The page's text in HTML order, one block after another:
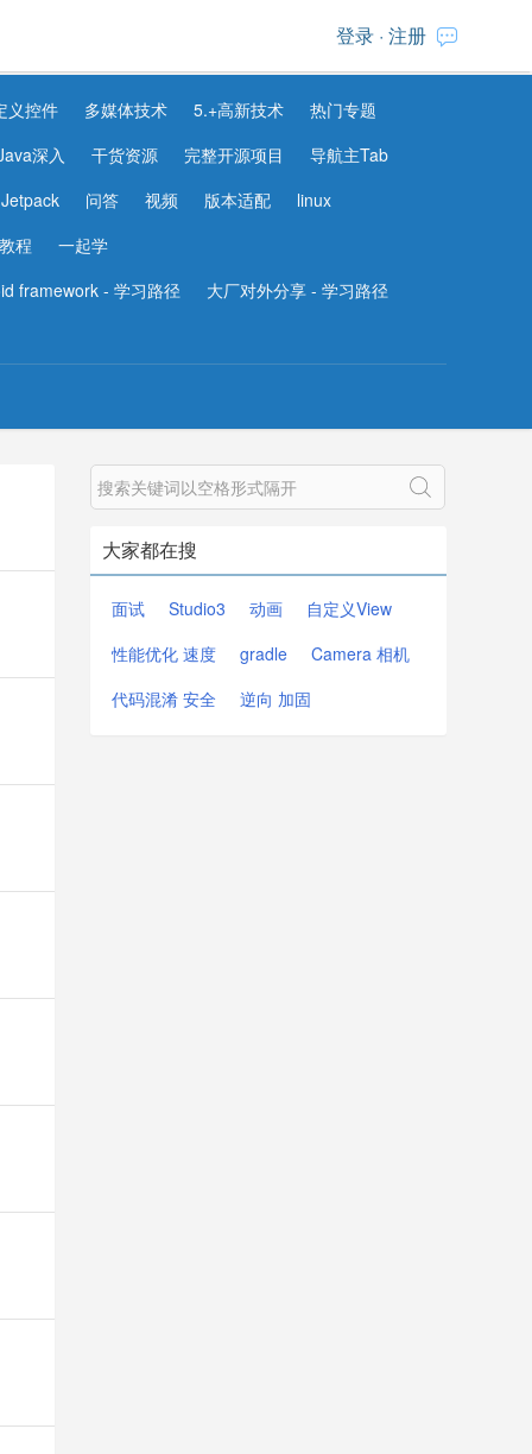
登录 · 注册
义控件 多媒体技术 5.+高新技术
热门专题
深入
干货资源 完整开源项目
导航主Tab
Jetpack
问答 视频 版本适配
linux
教程
一起学
framework - 学习路径
大厂对外分享 - 学习路径
大家都在搜
面试 Studio3 动画
自定义View
性能优化 速度
gradle
Camera 相机
代码混淆 安全
逆向 加固